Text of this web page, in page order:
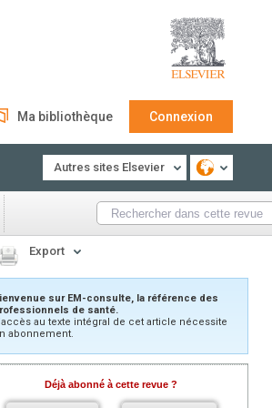
Ma bibliothèque Connexion
Autres sites Elsevier
Export
sur EM-consulte, la référence des
de santé.
au texte intégral de cet article nécessite
abonnement.
Déjà abonné à cette revue ?